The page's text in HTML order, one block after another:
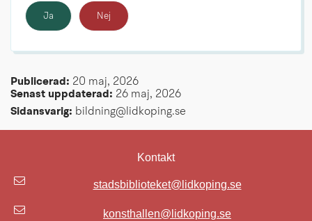
Ja Nej
Publicerad: 20 maj, 2026
Senast uppdaterad: 26 maj, 2026
Sidansvarig: bildning@lidkoping.se
Kontakt
stadsbiblioteket@lidkoping.se
konsthallen@lidkoping.se